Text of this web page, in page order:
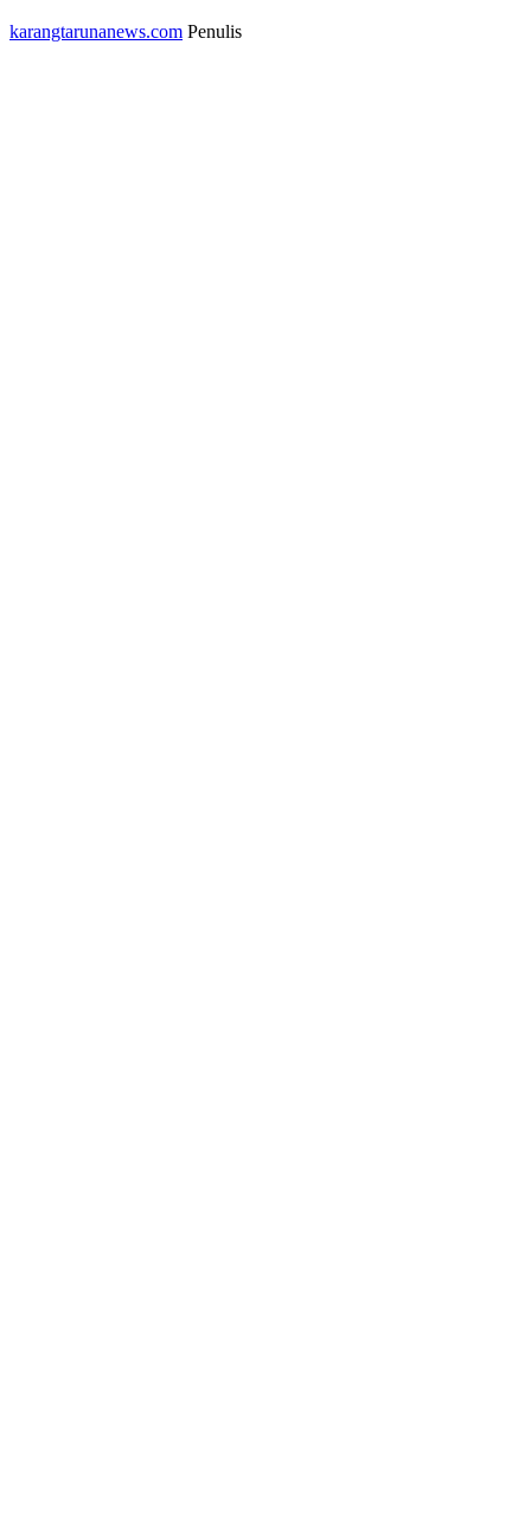
karangtarunanews.com Penulis